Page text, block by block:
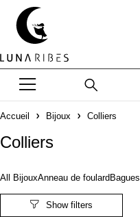
Accueil Bijoux Colliers
Colliers
All BijouxAnneau de foulard Bagues